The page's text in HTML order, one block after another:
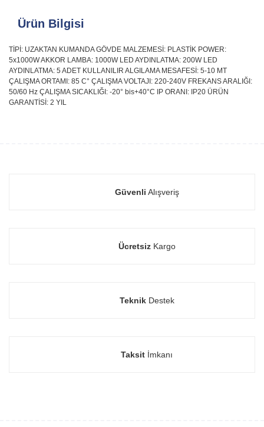
Ürün Bilgisi
TİPİ: UZAKTAN KUMANDA GÖVDE MALZEMESİ: PLASTİK POWER:
5x1000W AKKOR LAMBA: 1000W LED AYDINLATMA: 200W LED
AYDINLATMA: 5 ADET KULLANILIR ALGILAMA MESAFESİ: 5-10 MT
ÇALIŞMA ORTAMI: 85 C° ÇALIŞMA VOLTAJI: 220-240V FREKANS ARALIĞI:
50/60 Hz ÇALIŞMA SICAKLIĞI: -20° bis+40°C IP ORANI: IP20 ÜRÜN
GARANTİSİ: 2 YIL
Güvenli Alışveriş
ÜcretsizKargo
TeknikDestek
Taksit İmkanı